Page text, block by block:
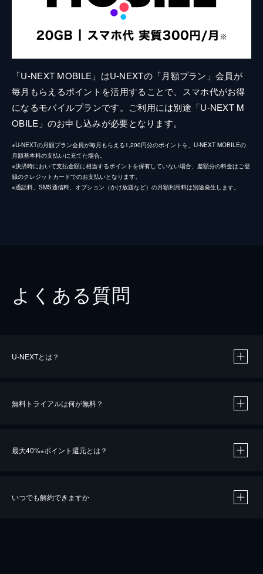
「U-NEXT MOBILE」はU-NEXTの「月額プラン」会員が
毎月もらえるポイントを活用することで、スマホ代がお得
になるモバイルプランです。ご利用には別途「U-NEXT M
OBILE」のお申し込みが必要となります。
※U-NEXTの月額プラン会員が毎月もらえる1,200円分のポイントを、U-NEXT MOBILEの
月額基本料の支払いに充てた場合。
※決済時において支払金額に相当するポイントを保有していない場合、差額分の料金はご登
録のクレジットカードでのお支払いとなります。
※通話料、SMS通信料、オプション（かけ放題など）の月額利用料は別途発生します。
よくある質問
U-NEXTとは？
無料トライアルは何が無料？
最大40%※ポイント還元とは？
いつでも解約できますか